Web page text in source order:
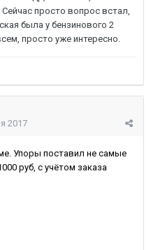
просто вопрос встал,
была у бензинового 2
просто уже интересно.
2017
Упоры поставил не самые
руб, с учётом заказа